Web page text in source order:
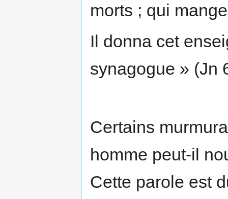
morts ; qui
Il donna cet
synagogue » (Jn
Certains
homme peut-il
Cette parole est